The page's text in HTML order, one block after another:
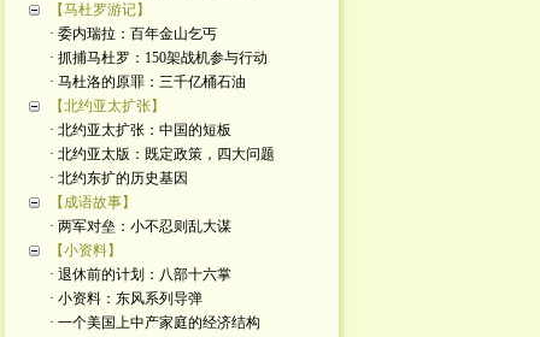
【马杜罗游记】
· 委内瑞拉：百年金山乞丐
· 抓捕马杜罗：150架战机参与行动
· 马杜洛的原罪：三千亿桶石油
【北约亚太扩张】
· 北约亚太扩张：中国的短板
· 北约亚太版：既定政策，四大问题
· 北约东扩的历史基因
【成语故事】
· 两军对垒：小不忍则乱大谋
【小资料】
· 退休前的计划：八部十六掌
· 小资料：东风系列导弹
· 一个美国上中产家庭的经济结构